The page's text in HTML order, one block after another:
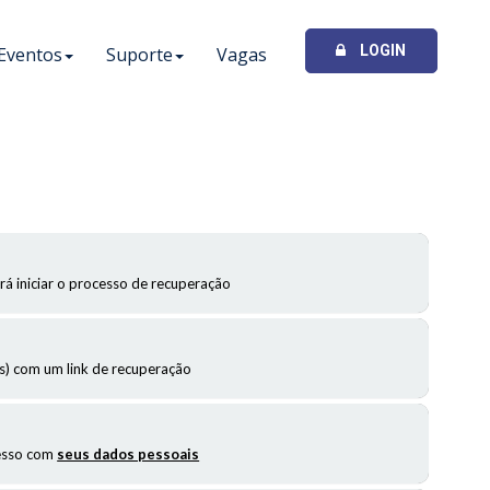
Suporte Vagas LOGIN
iniciar o processo de recuperação
com um link de recuperação
com seus dados pessoais